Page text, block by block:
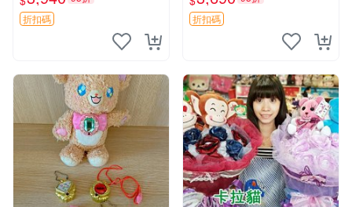
ion！巴塞羅、 Origami熊、J
elly
折扣碼
衣 透明袋
折扣碼